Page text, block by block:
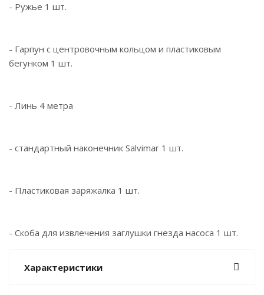
- Ружье 1 шт.
- Гарпун с центровочным кольцом и пластиковым
бегунком 1 шт.
- Линь 4 метра
- стандартный наконечник Salvimar 1 шт.
- Пластиковая заряжалка 1 шт.
- Скоба для извлечения заглушки гнезда насоса 1 шт.
Характеристики